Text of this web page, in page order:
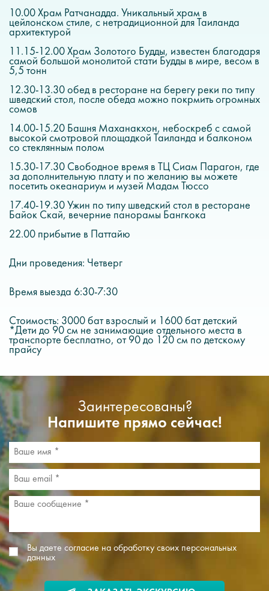
10.00 Храм Ратчанадда. Уникальный храм в
цейлонском стиле, с нетрадиционной для Таиланда
архитектурой
11.15-12.00 Храм Золотого Будды, известен благодаря
самой большой монолитой стати Будды в мире, весом в
5,5 тонн
12.30-13.30 обед в ресторане на берегу реки по типу
шведский стол, после обеда можно покрмить огромных
сомов
14.00-15.20 Башня Маханакхон, небоскреб с самой
высокой смотровой площадкой Таиланда и балконом
со стеклянным полом
15.30-17.30 Свободное время в ТЦ Сиам Парагон, где
за дополнительную плату и по желанию вы можете
посетить океанариум и музей Мадам Тюссо
17.40-19.30 Ужин по типу шведский стол в ресторане
Байок Скай, вечерние панорамы Бангкока
22.00 прибытие в Паттайю
Дни проведения: Четверг
Время выезда 6:30-7:30
Стоимость: 3000 бат взрослый и 1600 бат детский
*Дети до 90 см не занимающие отдельного места в
транспорте бесплатно, от 90 до 120 см по детскому
прайсу
Заинтересованы?
Напишите прямо сейчас!
Вы даете согласие на обработку своих персональных
данных